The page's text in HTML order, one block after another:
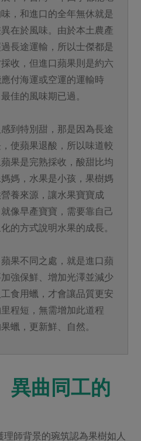
，和進口的全年無休就是
在於風味。由於本土農產
長途運輸，所以士傑都是
收，但進口蘋果則是約六
付海運或空運的運輸時
佳的風味期已過。
到特別甜，那是因為長途
使蘋果退酸，所以味道較
果是完熟採收，酸甜比均
媽，水果是小孩，果樹媽
養來源，讓水果寶寶成
像早產寶寶，需要靠自己
的方式說明水果的成長。
果不同之處，就是進口蘋
強保鮮、增加光澤並減少
食用蠟，才會讓品質更安
程短，無需增加此道程
蠟，更新鮮、自然。
曲同工的
師背景的琬筑認為果樹如人